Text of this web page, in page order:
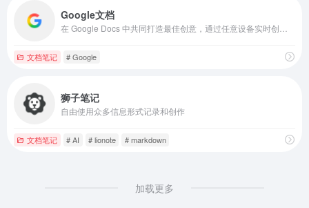
Google文档
文档笔记 # Google
狮子笔记
自由使用众多信息形式记录和创作
文档笔记 # AI # lionote # markdown
加载更多